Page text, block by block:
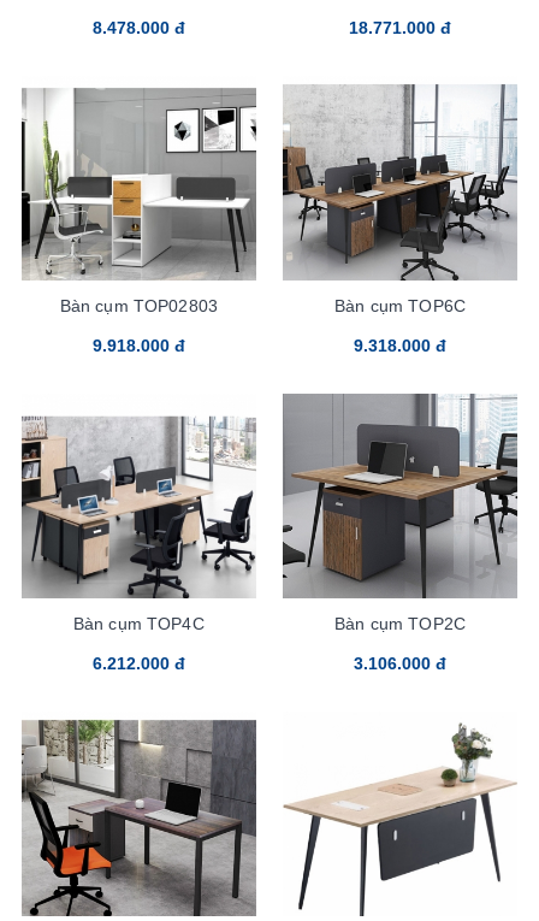
8.478.000 đ 18.771.000 đ
Bàn cụm TOP02803
9.918.000 đ
Bàn cụm TOP6C
9.318.000 đ
Bàn cụm TOP4C
6.212.000 đ
Bàn cụm TOP2C
3.106.000 đ